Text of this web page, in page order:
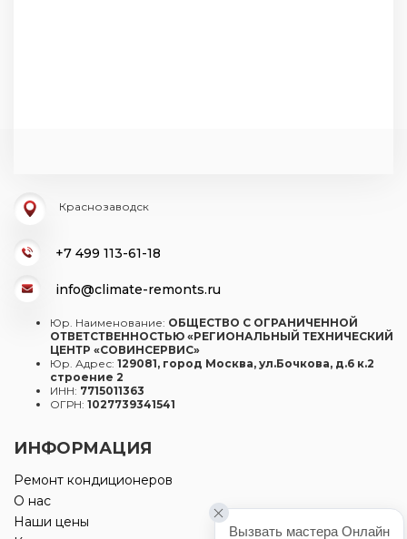
Краснозаводск
+7 499 113-61-18
info@climate-remonts.ru
Юр. Наименование: ОБЩЕСТВО С ОГРАНИЧЕННОЙ
ОТВЕТСТВЕННОСТЬЮ «РЕГИОНАЛЬНЫЙ ТЕХНИЧЕСКИЙ
ЦЕНТР «СОВИНСЕРВИС»
Юр. Адрес: 129081, город Москва, ул.Бочкова, д.6 к.2
строение 2
ИНН: 7715011363
ОГРН: 1027739341541
ИНФОРМАЦИЯ
Ремонт кондиционеров
О нас
Наши цены
Вызвать мастера Онлайн